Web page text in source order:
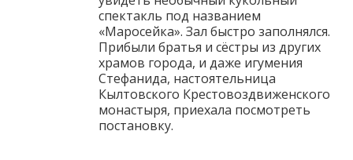
спектакль под названием
«Маросейка». Зал быстро заполнялся.
Прибыли братья и сёстры из других
храмов города, и даже игумения
Стефанида, настоятельница
Кылтовского Крестовоздвиженского
монастыря, приехала посмотреть
постановку.